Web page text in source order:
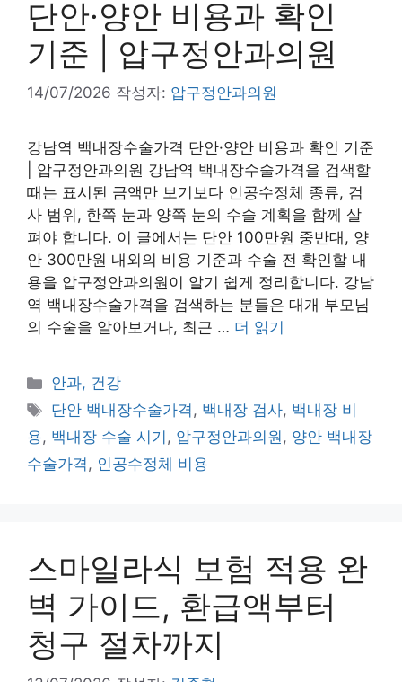
단안·양안 비용과 확인
기준 | 압구정안과의원
14/07/2026 작성자: 압구정안과의원
강남역 백내장수술가격 단안·양안 비용과 확인 기준
| 압구정안과의원 강남역 백내장수술가격을 검색할
때는 표시된 금액만 보기보다 인공수정체 종류, 검
사 범위, 한쪽 눈과 양쪽 눈의 수술 계획을 함께 살
펴야 합니다. 이 글에서는 단안 100만원 중반대, 양
안 300만원 내외의 비용 기준과 수술 전 확인할 내
용을 압구정안과의원이 알기 쉽게 정리합니다. 강남
역 백내장수술가격을 검색하는 분들은 대개 부모님
의 수술을 알아보거나, 최근 … 더 읽기
카
테
리
안과, 건강
태
그
단안 백내장수술가격, 백내장 검사, 백내장 비
용, 백내장 수술 시기 , 압구정안과의원, 양안 백내장
수술가격, 인공수정체 비용
스마일라식 보험 적용 완
벽 가이드, 환급액부터
청구 절차까지